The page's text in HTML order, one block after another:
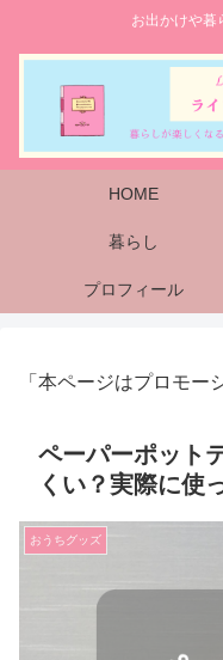
お出かけや暮
HOME
暮らし
プロフィール
「本ページはプロモー
ペーパーポット
くい？実際に使
おうちグッズ